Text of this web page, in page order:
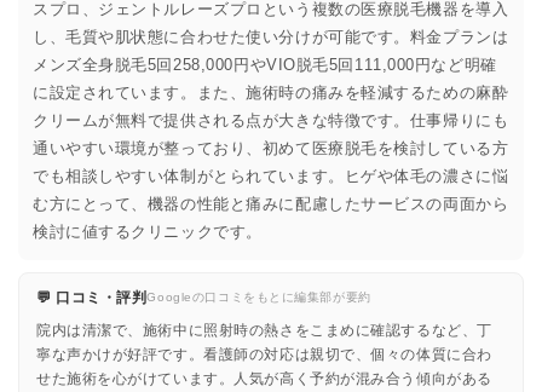
スプロ、ジェントルレーズプロという複数の医療脱毛機器を導入
し、毛質や肌状態に合わせた使い分けが可能です。料金プランは
メンズ全身脱毛5回258,000円やVIO脱毛5回111,000円など明確
に設定されています。また、施術時の痛みを軽減するための麻酔
クリームが無料で提供される点が大きな特徴です。仕事帰りにも
通いやすい環境が整っており、初めて医療脱毛を検討している方
でも相談しやすい体制がとられています。ヒゲや体毛の濃さに悩
む方にとって、機器の性能と痛みに配慮したサービスの両面から
検討に値するクリニックです。
💬 口コミ・評判Googleの口コミをもとに編集部が要約
院内は清潔で、施術中に照射時の熱さをこまめに確認するなど、丁
寧な声かけが好評です。看護師の対応は親切で、個々の体質に合わ
せた施術を心がけています。人気が高く予約が混み合う傾向がある